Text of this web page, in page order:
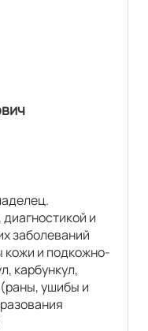
и
заболеваний
кожи и подкожно-
карбункул,
ушибы и